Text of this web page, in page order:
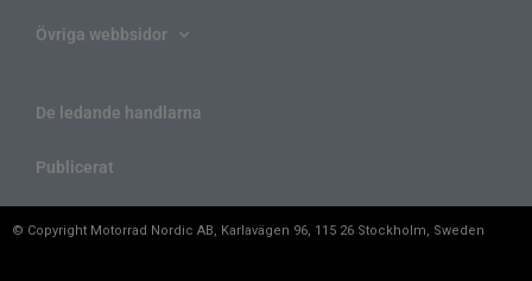
Övriga webbsidor
De ledande handlarna
Publicerat
© Copyright Motorrad Nordic AB, Karlavägen 96, 115 26 Stockholm, Sweden